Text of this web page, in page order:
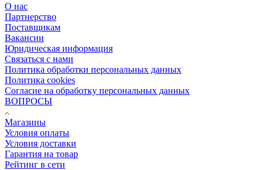
О нас
Партнерство
Поставщикам
Вакансии
Юридическая информация
Связаться с нами
Политика обработки персональных данных
Политика cookies
Согласие на обработку персональных данных
ВОПРОСЫ
Магазины
Условия оплаты
Условия доставки
Гарантия на товар
Рейтинг в сети